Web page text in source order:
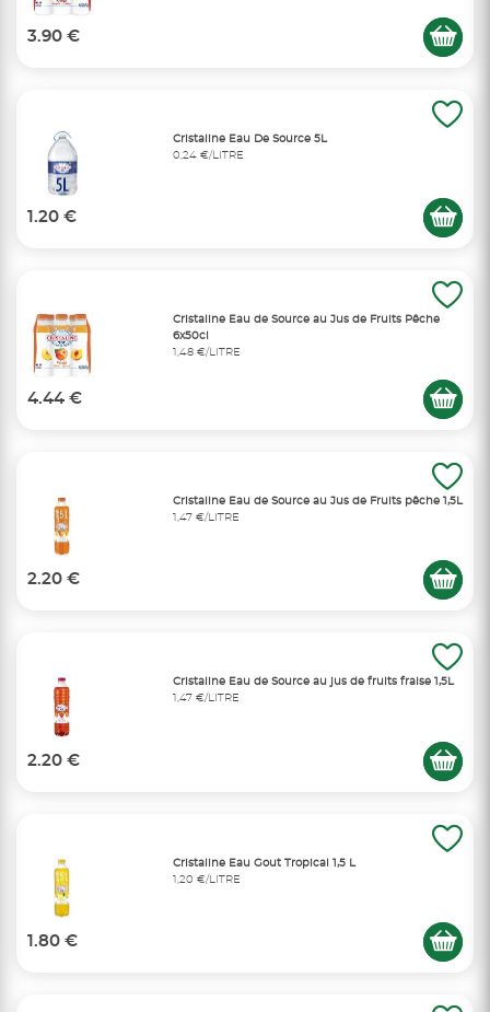
3.90 €
Cristaline Eau De Source 5L
0,24 €/LITRE
1.20 €
Cristaline Eau de Source au Jus de Fruits Pêche
6x50cl
1,48 €/LITRE
4.44 €
Cristaline Eau de Source au Jus de Fruits pêche 1,5L
1,47 €/LITRE
2.20 €
Cristaline Eau de Source au jus de fruits fraise 1,5L
1,47 €/LITRE
2.20 €
Cristaline Eau Gout Tropical 1,5 L
1,20 €/LITRE
1.80 €